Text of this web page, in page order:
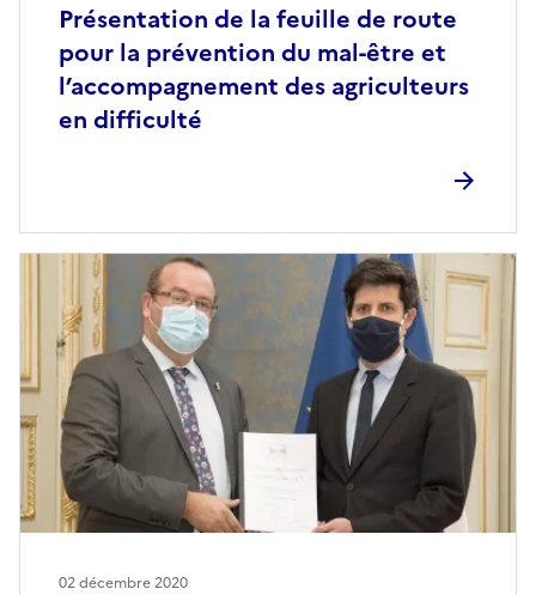
Présentation de la feuille de route
pour la prévention du mal-être et
l’accompagnement des agriculteurs
en difficulté
02 décembre 2020